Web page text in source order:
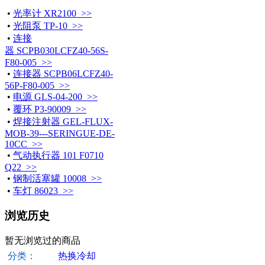
• 光率计 XR2100 >>
• 光阻泵 TP-10 >>
• 连接
器 SCPB030LCFZ40-56S-
F80-005 >>
• 连接器 SCPB06LCFZ40-
56P-F80-005 >>
• 电源 GLS-04-200 >>
• 覆环 P3-90009 >>
• 焊接注射器 GEL-FLUX-
MOB-39---SERINGUE-DE-
10CC >>
• 气动执行器 101 F0710
Q22 >>
• 钢制活塞罐 10008 >>
• 车灯 86023 >>
浏览历史
暂无浏览过的商品
分类：
热换冷却